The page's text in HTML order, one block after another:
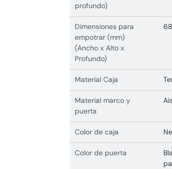
profundo)
Dimensiones para
empotrar (mm)
(Ancho x Alto x
Profundo)
Material Caja
Material marco y
puerta
Color de caja
Color de puerta